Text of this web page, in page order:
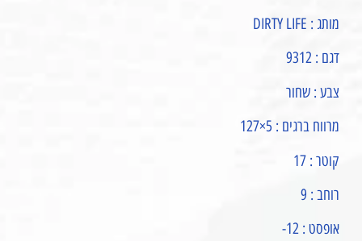
מותג : DIRTY LIFE
דגם : 9312
צבע : שחור
מרווח ברגים : 5×127
קוטר : 17
רוחב : 9
אופסט : 12-